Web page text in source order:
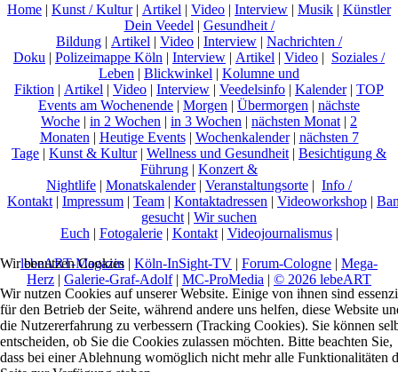
Home | Kunst / Kultur| Artikel | Video | Interview | Musik | Künstler
Dein Veedel | Gesundheit /
Bildung | Artikel | Video | Interview | Nachrichten /
Doku | Polizeimappe Köln | Interview | Artikel | Video | Soziales /
Leben | Blickwinkel | Kolumne und
Fiktion | Artikel | Video | Interview | Veedelsinfo | Kalender| TOP
Events am Wochenende | Morgen | Übermorgen | nächste
Woche | in 2 Wochen | in 3 Wochen | nächsten Monat | 2
Monaten | Heutige Events| Wochenkalender| nächsten 7
Tage | Kunst & Kultur| Wellness und Gesundheit | Besichtigung &
Führung | Konzert &
Nightlife | Monatskalender| Veranstaltungsorte | Info /
Kontakt | Impressum | Team | Kontaktadressen | Videoworkshop |
gesucht | Wir suchen
Euch | Fotogalerie| Kontakt| Videojournalismus|
lebeART-Magazin | Köln-InSight-TV | Forum-Cologne | Mega-
Herz | Galerie-Graf-Adolf| MC-ProMedia | © 2026 lebeART
Wir benutzen Cookies
Wir nutzen Cookies auf unserer Website. Einige von ihnen sind
für den Betrieb der Seite, während andere uns helfen, diese Website
die Nutzererfahrung zu verbessern (Tracking Cookies). Sie können
entscheiden, ob Sie die Cookies zulassen möchten. Bitte beachten Sie,
dass bei einer Ablehnung womöglich nicht mehr alle Funktionalitäten